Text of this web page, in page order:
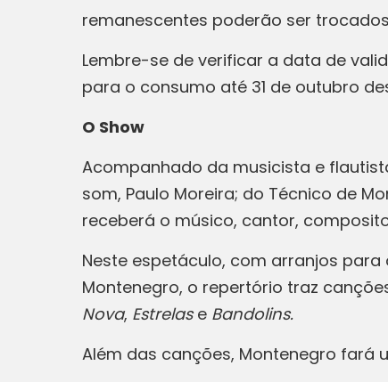
remanescentes poderão ser
Lembre-se de verificar a data de
para o consumo até 31 de outubro
O Show
Acompanhado da musicista e
som, Paulo Moreira; do Técnico de
receberá o músico, cantor,
Neste espetáculo, com arranjos para
Montenegro, o repertório traz
Nova, Estrelase Bandolins.
Além das canções, Montenegro